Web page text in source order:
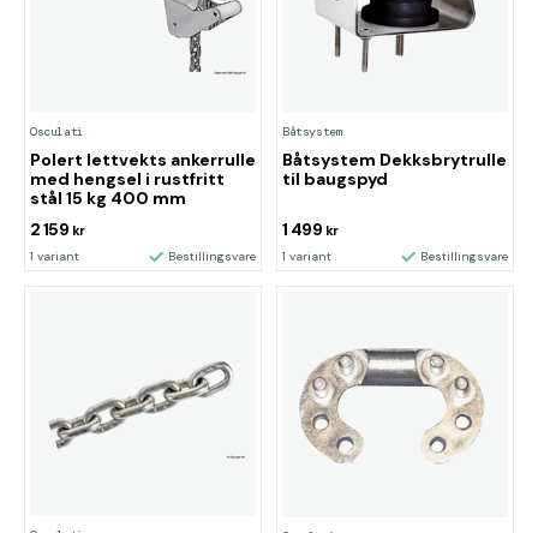
Osculati
Polert lettvekts ankerrulle
med hengsel i rustfritt
stål 15 kg 400 mm
2 159 kr
1 variant Bestillingsvare
Båtsystem
Båtsystem Dekksbrytrulle
til baugspyd
1 499 kr
1 variant Bestillingsvare